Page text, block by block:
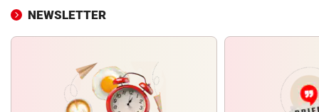
NEWSLETTER